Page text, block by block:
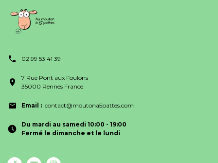
02 99 53 41 39
7 Rue Pont aux Foulons
35000 Rennes France
Email : contact@moutona5pattes.com
Du mardi au samedi 10:00 - 19:00
Fermé le dimanche et le lundi